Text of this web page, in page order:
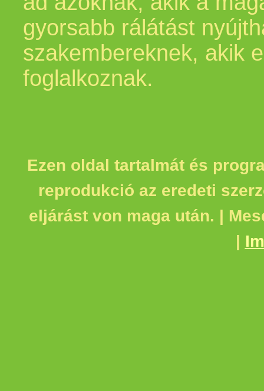
gyorsabb rálátást
szakembereknek, akik
foglalkoznak.
Ezen oldal tartalmát és
reprodukció az eredeti
eljárást von maga után. |
|